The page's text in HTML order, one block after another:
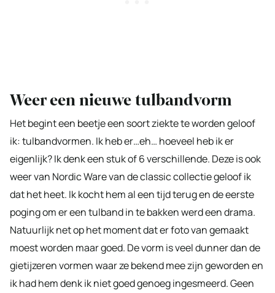
Weer een nieuwe tulbandvorm
Het begint een beetje een soort ziekte te worden geloof
ik: tulbandvormen. Ik heb er…eh… hoeveel heb ik er
eigenlijk? Ik denk een stuk of 6 verschillende. Deze is ook
weer van Nordic Ware van de classic collectie geloof ik
dat het heet. Ik kocht hem al een tijd terug en de eerste
poging om er een tulband in te bakken werd een drama.
Natuurlijk net op het moment dat er foto van gemaakt
moest worden maar goed. De vorm is veel dunner dan de
gietijzeren vormen waar ze bekend mee zijn geworden en
ik had hem denk ik niet goed genoeg ingesmeerd. Geen